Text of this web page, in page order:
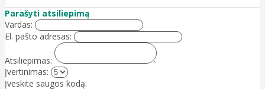
Parašyti atsiliepimą
Vardas:
El. pašto adresas:
Atsiliepimas:
Įvertinimas:
Įveskite saugos kodą: